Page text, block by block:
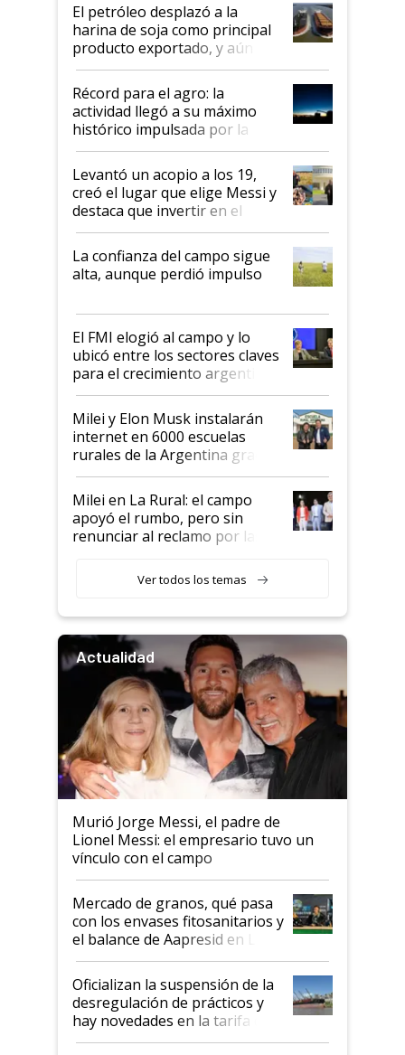
El petróleo desplazó a la
harina de soja como principal
producto exportado, y aún así
el agro aportó casi seis de cada
diez dólares y sostuvo el
liderazgo en un semestre
récord
Récord para el agro: la
actividad llegó a su máximo
histórico impulsada por la
cosecha y las exportaciones
Levantó un acopio a los 19,
creó el lugar que elige Messi y
destaca que invertir en el
kirchnerismo era como "darle
plata a un hijo para droga":
Juan Félix Rossetti, el libertario
que de una dura crisis salió
de Milei
La confianza del campo sigue
alta, aunque perdió impulso
El FMI elogió al campo y lo
ubicó entre los sectores claves
para el crecimiento argentino
Milei y Elon Musk instalarán
internet en 6000 escuelas
rurales de la Argentina gracias
a un acuerdo con Starlink
Milei en La Rural: el campo
apoyó el rumbo, pero sin
renunciar al reclamo por las
Ver todos los temas
Actualidad
Murió Jorge Messi, el padre de
Lionel Messi: el empresario tuvo un
vínculo con el campo
Mercado de granos, qué pasa
con los envases fitosanitarios y
el balance de Aapresid en La
Posta
Oficializan la suspensión de la
desregulación de prácticos y
hay novedades en la tarifa de
la hidrovía